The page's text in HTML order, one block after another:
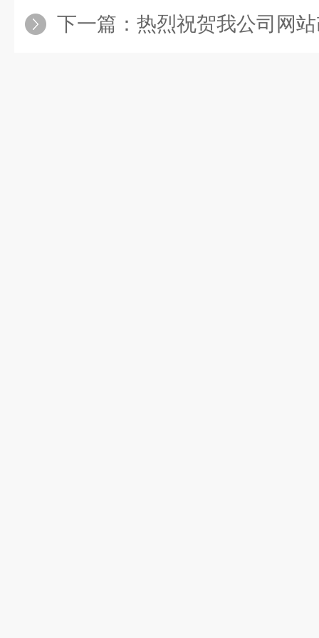
下一篇： 热烈祝贺我公司网